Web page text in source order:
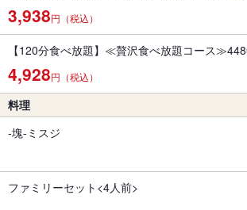
3,938円（税込）
【120分食べ放題】≪贅沢食べ放題コース
4,928円（税込）
料理
-塊-ミスジ
ファミリーセット<4人前>